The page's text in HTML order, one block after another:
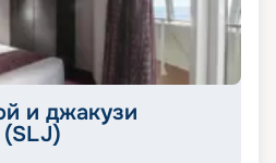
и джакузи